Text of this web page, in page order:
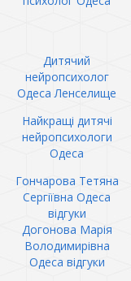
Дитячий
нейропсихолог
Одеса Ленселище
Найкращі дитячі
нейропсихологи
Одеса
Гончарова Тетяна
Сергіївна Одеса
відгуки
Догонова Марія
Володимирівна
Одеса відгуки